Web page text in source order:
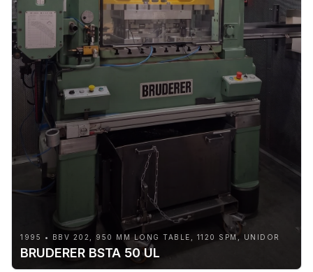
1995 • BBV 202, 950 MM LONG TABLE, 1120 SPM, UNIDOR
BRUDERER BSTA 50 UL